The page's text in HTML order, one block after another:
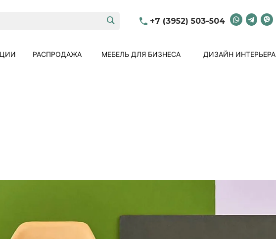
+7 (3952) 503-504
РАСПРОДАЖА МЕБЕЛЬ ДЛЯ БИЗНЕСА ДИЗАЙН ИНТЕРЬЕРА